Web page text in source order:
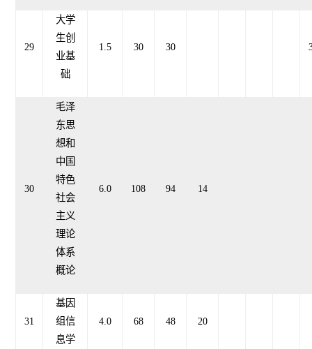
29
大学
生创
业基
础
1.5 30 30
30
毛泽
东思
想和
中国
特色
社会
主义
理论
体系
概论
6.0 108 94 14
31
基因
组信
息学
4.0 68 48 20